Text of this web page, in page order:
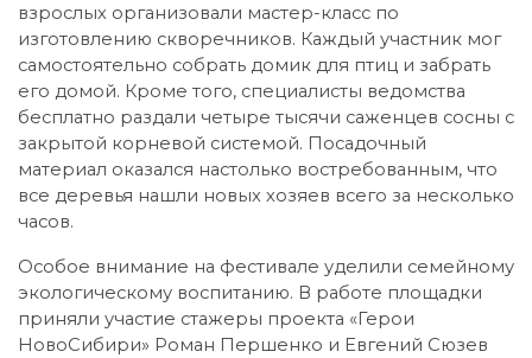
взрослых организовали мастер-класс по
изготовлению скворечников. Каждый участник мог
самостоятельно собрать домик для птиц и забрать
его домой. Кроме того, специалисты ведомства
бесплатно раздали четыре тысячи саженцев сосны с
закрытой корневой системой. Посадочный
материал оказался настолько востребованным, что
все деревья нашли новых хозяев всего за несколько
часов.
Особое внимание на фестивале уделили семейному
экологическому воспитанию. В работе площадки
приняли участие стажеры проекта «Герои
НовоСибири» Роман Першенко и Евгений Сюзев